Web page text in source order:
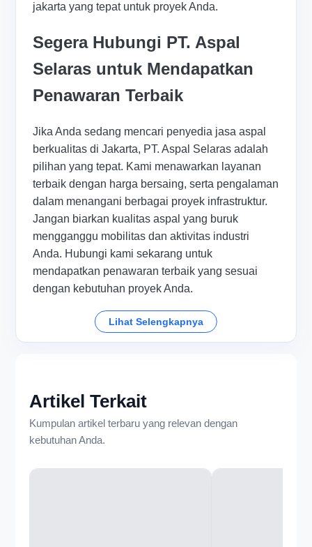
jakarta yang tepat untuk proyek Anda.
Segera Hubungi PT. Aspal
Selaras untuk Mendapatkan
Penawaran Terbaik
Jika Anda sedang mencari penyedia jasa aspal
berkualitas di Jakarta, PT. Aspal Selaras adalah
pilihan yang tepat. Kami menawarkan layanan
terbaik dengan harga bersaing, serta pengalaman
dalam menangani berbagai proyek infrastruktur.
Jangan biarkan kualitas aspal yang buruk
mengganggu mobilitas dan aktivitas industri
Anda. Hubungi kami sekarang untuk
mendapatkan penawaran terbaik yang sesuai
dengan kebutuhan proyek Anda.
Lihat Selengkapnya
Artikel Terkait
Kumpulan artikel terbaru yang relevan dengan
kebutuhan Anda.